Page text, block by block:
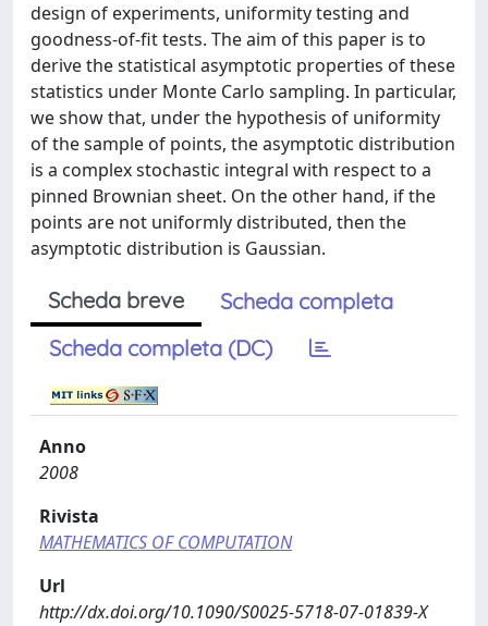
design of experiments, uniformity testing and
goodness-of-fit tests. The aim of this paper is to
derive the statistical asymptotic properties of these
statistics under Monte Carlo sampling. In particular,
we show that, under the hypothesis of uniformity
of the sample of points, the asymptotic distribution
is a complex stochastic integral with respect to a
pinned Brownian sheet. On the other hand, if the
points are not uniformly distributed, then the
asymptotic distribution is Gaussian.
Scheda breve
Scheda completa
Scheda completa (DC)
Anno
2008
Rivista
MATHEMATICS OF COMPUTATION
Url
http://dx.doi.org/10.1090/S0025-5718-07-01839-X